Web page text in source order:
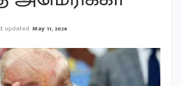
updated May 11, 2026